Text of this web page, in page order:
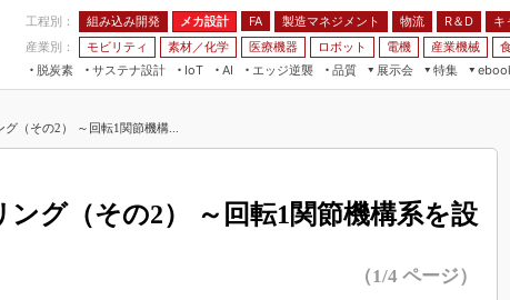
工程別： 組み込み開発 メカ設計 FA 製造マネジメント 物流 R＆D
キ
産業別：
モビリティ 素材／化学 医療機器 ロボット 電機 産業機械
脱炭素
サステナ設計
IoT
工場
AI
AI×設備保全
エッジ逆襲 品質
展示会
JIMTOF
IIFES
特集
VR／AR
フィールドサービス
FA
モビリティ
（その2） ～回転1関節機構...
グ（その2） ～回転1関節機構系を設
（1/4 ページ）